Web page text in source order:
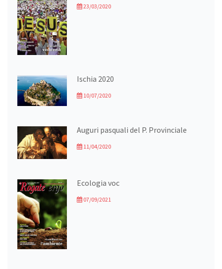
23/03/2020
Ischia 2020
10/07/2020
Auguri pasquali del P. Provinciale
11/04/2020
Ecologia voc
07/09/2021